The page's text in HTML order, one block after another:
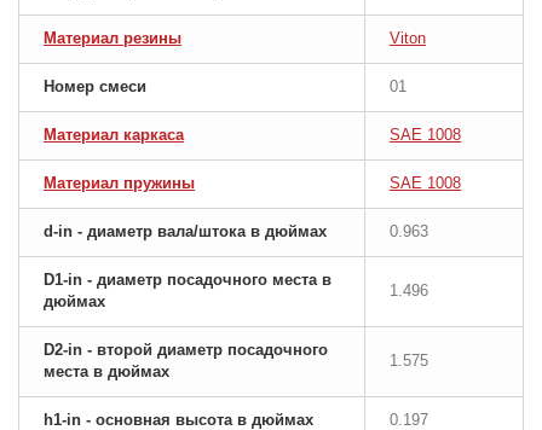
Материал резины Viton
Номер смеси 01
Материал каркаса SAE 1008
Материал пружины SAE 1008
d-in - диаметр вала/штока в дюймах 0.963
D1-in - диаметр посадочного места в
дюймах
1.496
D2-in - второй диаметр посадочного
места в дюймах
1.575
h1-in - основная высота в дюймах 0.197